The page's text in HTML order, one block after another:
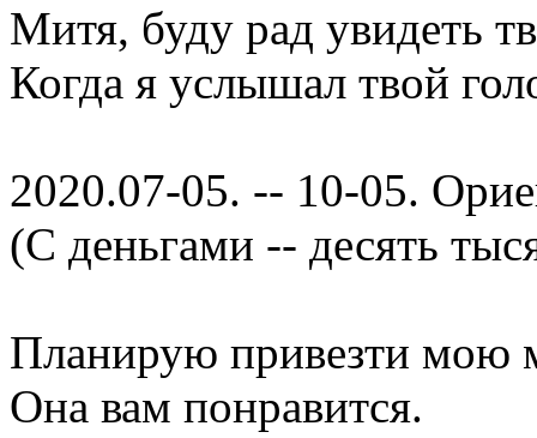
Митя, буду рад увидеть
Когда я услышал твой
2020.07-05. -- 10-05.
(С деньгами -- десять
Планирую привезти мою
Она вам понравится.